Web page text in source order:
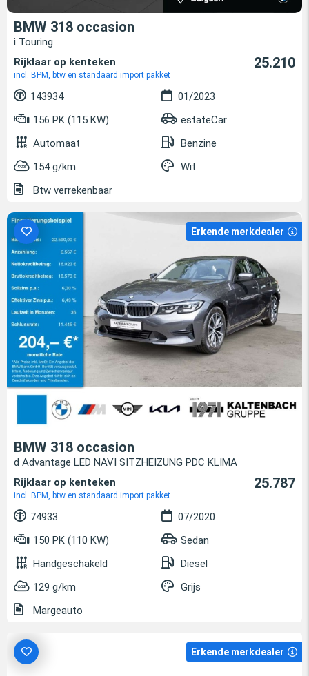
BMW 318 occasion
i Touring
Rijklaar op kenteken
incl. BPM, btw en standaard import pakket
25.210
143934
01/2023
156 PK (115 KW)
estateCar
Automaat
Benzine
154 g/km
Wit
Btw verrekenbaar
Erkende merkdealer
BMW 318 occasion
d Advantage LED NAVI SITZHEIZUNG PDC KLIMA
Rijklaar op kenteken
incl. BPM, btw en standaard import pakket
25.787
74933
07/2020
150 PK (110 KW)
Sedan
Handgeschakeld
Diesel
129 g/km
Grijs
Margeauto
Erkende merkdealer